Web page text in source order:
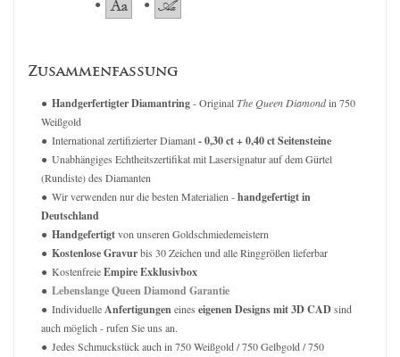
Zusammenfassung
Handgerfertigter Diamantring- OriginalThe Queen Diamondin 750
Weißgold
International zertifizierter Diamant- 0,30 ct + 0,40 ct Seitensteine
Unabhängiges Echtheitszertifikat mit Lasersignatur auf dem Gürtel
(Rundiste) des Diamanten
Wir verwenden nur die besten Materialien -handgefertigt in
Deutschland
Handgefertigtvon unseren Goldschmiedemeistern
Kostenlose Gravurbis 30 Zeichen und alle Ringgrößen lieferbar
KostenfreieEmpire Exklusivbox
Lebenslange Queen Diamond Garantie
IndividuelleAnfertigungeneines eigenen Designs mit 3D CADsind
auch möglich - rufen Sie uns an.
Jedes Schmuckstück auch in 750 Weißgold / 750 Gelbgold / 750